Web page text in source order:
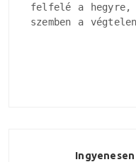
felfelé a hegyre,
szemben a